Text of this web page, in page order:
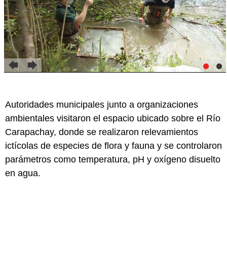
Autoridades municipales junto a organizaciones
ambientales visitaron el espacio ubicado sobre el Río
Carapachay, donde se realizaron relevamientos
ictícolas de especies de flora y fauna y se controlaron
parámetros como temperatura, pH y oxígeno disuelto
en agua.